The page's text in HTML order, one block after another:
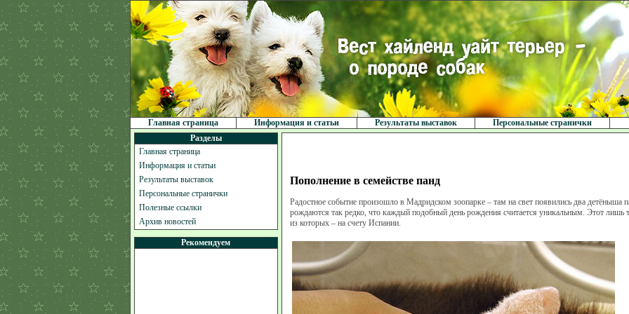
Главная страница Информация и статьи Результаты выставок
Персональные странички
Разделы
Главная страница
Информация и статьи
Результаты выставок
Персональные странички
Полезные ссылки
Архив новостей
Рекомендуем
Пополнение в семействе панд
Радостное событие произошло в Мадридском зоопарке – там на свет появились два детёныша
рождаются так редко, что каждый подобный день рождения считается уникальным. Этот лишь
из которых – на счету Испании.